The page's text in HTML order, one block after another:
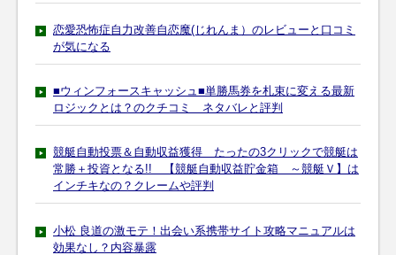
恋愛恐怖症自力改善自恋魔(じれんま）のレビューと口コミ
が気になる
■ウィンフォースキャッシュ■単勝馬券を札束に変える最新
ロジックとは？のクチコミ ネタバレと評判
競艇自動投票＆自動収益獲得 たったの3クリックで競艇は
常勝＋投資となる!! 【競艇自動収益貯金箱 ～競艇Ｖ】は
インチキなの？クレームや評判
小松 良道の激モテ！出会い系携帯サイト攻略マニュアルは
効果なし？内容暴露